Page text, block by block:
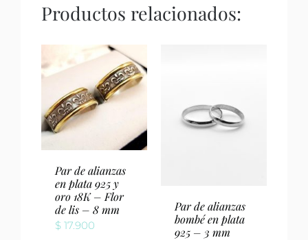
Productos relacionados:
Par de alianzas
en plata 925 y
oro 18K – Flor
de lis – 8 mm
$ 17.900
Par de alianzas
bombé en plata
925 – 3 mm